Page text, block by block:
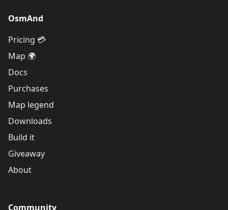
OsmAnd
Pricing 💳
Map 🌍
Docs
Purchases
Map legend
Downloads
Build it
Giveaway
About
Community